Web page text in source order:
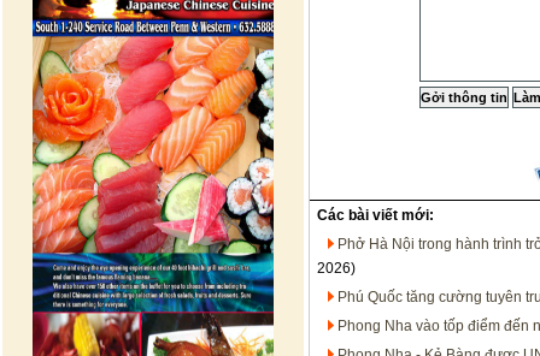
Các bài viết mới:
Phở Hà Nội trong hành trình
2026)
Phú Quốc tăng cường tuyên
Phong Nha vào tốp điểm đến